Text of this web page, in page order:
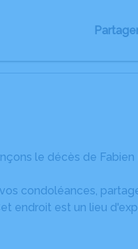
le décès de
condoléances,
endroit est un lieu